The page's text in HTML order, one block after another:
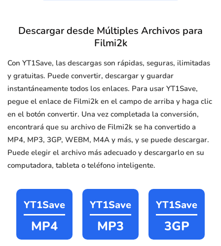
Descargar desde Múltiples Archivos para
Filmi2k
Con YT1Save, las descargas son rápidas, seguras, ilimitadas
y gratuitas. Puede convertir, descargar y guardar
instantáneamente todos los enlaces. Para usar YT1Save,
pegue el enlace de Filmi2k en el campo de arriba y haga clic
en el botón convertir. Una vez completada la conversión,
encontrará que su archivo de Filmi2k se ha convertido a
MP4, MP3, 3GP, WEBM, M4A y más, y se puede descargar.
Puede elegir el archivo más adecuado y descargarlo en su
computadora, tableta o teléfono inteligente.
YT1Save
MP4
YT1Save
MP3
YT1Save
3GP